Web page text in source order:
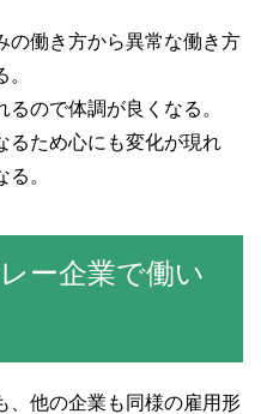
の働き方から異常な働き方
ので体調が良くなる。
るため心にも変化が現れ
。
ー企業で働い
、他の企業も同様の雇用形